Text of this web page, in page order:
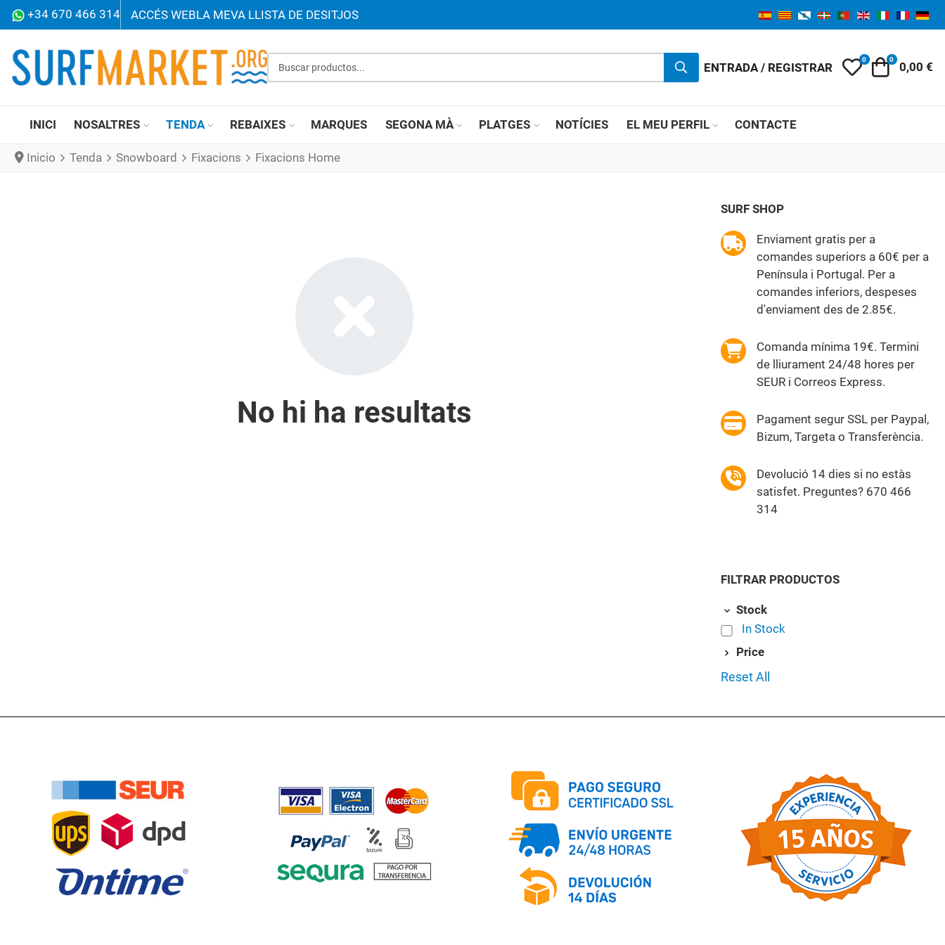
+34 670 466 314 ACCÉS WEBLA MEVA LLISTA DE DESITJOS
Buscar productos... ENTRADA / REGISTRAR My Wishlist
0 Carret
0
0,00 €
INICI NOSALTRES TENDA REBAIXES MARQUES SEGONA MÀ PLATGES NOTÍCIES EL MEU PERFIL CONTACTE
Inicio Tenda Snowboard Fixacions Fixacions Home
No hi ha resultats
SURF SHOP
Enviament gratis per a
comandes superiors a 60€ per a
Península i Portugal. Per a
comandes inferiors, despeses
d'enviament des de 2.85€.
Comanda mínima 19€. Termini
de lliurament 24/48 hores per
SEUR i Correos Express.
Pagament segur SSL per Paypal,
Bizum, Targeta o Transferència.
Devolució 14 dies si no estàs
satisfet. Preguntes? 670 466
314
FILTRAR PRODUCTOS
Stock
In Stock
Price
Reset All